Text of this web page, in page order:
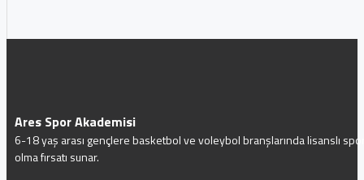
Ares Spor Akademisi
6-18 yaş arası gençlere basketbol ve voleybol branşlarında lisanslı
olma fırsatı sunar.